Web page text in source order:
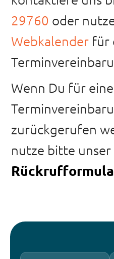
29760 oder
Webkalender für
Wenn Du für eine
zurückgerufen
nutze bitte unser